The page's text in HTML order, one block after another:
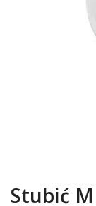
Stubić